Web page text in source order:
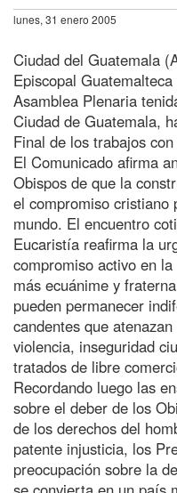
lunes, 31 enero 2005
Ciudad del Guatemala
Episcopal
Asamblea Plenaria
Ciudad de Guatemala,
Final de los trabajos
El Comunicado afirma
Obispos de que la
el compromiso cristiano
mundo. El encuentro
Eucaristía reafirma la
compromiso activo en
más ecuánime y
pueden permanecer
candentes que
violencia, inseguridad
tratados de libre
Recordando luego las
sobre el deber de los
de los derechos del
patente injusticia, los
preocupación sobre la